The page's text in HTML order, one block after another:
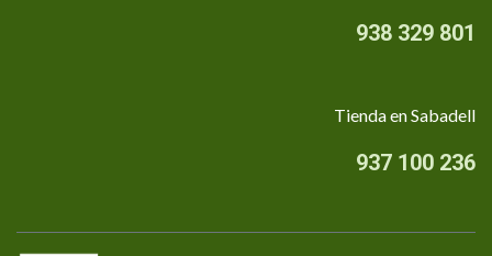
938 329 801
Tienda en Sabadell
937 100 236